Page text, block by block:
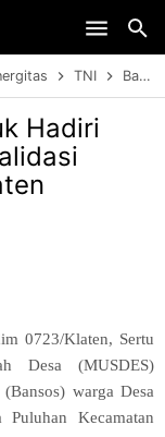
TNI Babinsa Koramil 19/Trucuk Hadiri MUSDES Verifikasi dan Validasi Bansos Desa Puluhan Klaten
Hadiri
0723/Klaten, Sertu
Desa (MUSDES)
warga Desa
Kecamatan